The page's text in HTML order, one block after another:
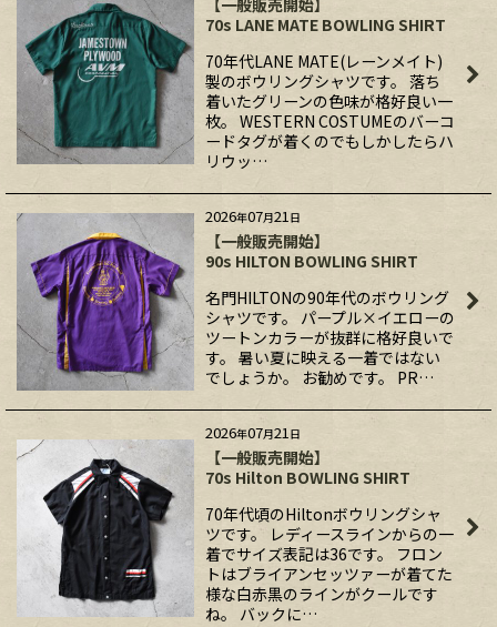
【一般販売開始】
70s LANE MATE BOWLING SHIRT
70年代LANE MATE(レーンメイト)
製のボウリングシャツです。 落ち
着いたグリーンの色味が格好良い一
枚。 WESTERN COSTUMEのバーコ
ードタグが着くのでもしかしたらハ
リウッ…
2026年07月21日
【一般販売開始】
90s HILTON BOWLING SHIRT
名門HILTONの90年代のボウリング
シャツです。 パープル×イエローの
ツートンカラーが抜群に格好良いで
す。 暑い夏に映える一着ではない
でしょうか。 お勧めです。 PR…
2026年07月21日
【一般販売開始】
70s Hilton BOWLING SHIRT
70年代頃のHiltonボウリングシャ
ツです。 レディースラインからの一
着でサイズ表記は36です。 フロン
トはブライアンセッツァーが着てた
様な白赤黒のラインがクールです
ね。 バックに…